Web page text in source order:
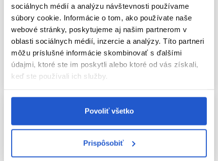
sociálnych médií a analýzu návštevnosti používame
súbory cookie. Informácie o tom, ako používate naše
webové stránky, poskytujeme aj našim partnerom v
oblasti sociálnych médií, inzercie a analýzy. Títo partneri
môžu príslušné informácie skombinovať s ďalšími
údajmi, ktoré ste im poskytli alebo ktoré od vás získali,
keď ste používali ich služby.
Povoliť všetko
Prispôsobiť
farbených vlasov 50ml
L'Oréal Professionnel
Starostlivosť o farbené vlasy
23.00 €
19.60 €
Kúpiť
Skladom ㅤ
farbených vlasov 300ml
L'Oréal Professionnel
Starostlivosť o farbené vlasy
22.30 €
19.80 €
Kúpiť